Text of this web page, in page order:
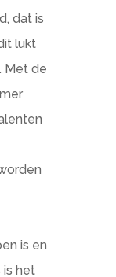
dat is
lukt
Met de
is en
is het